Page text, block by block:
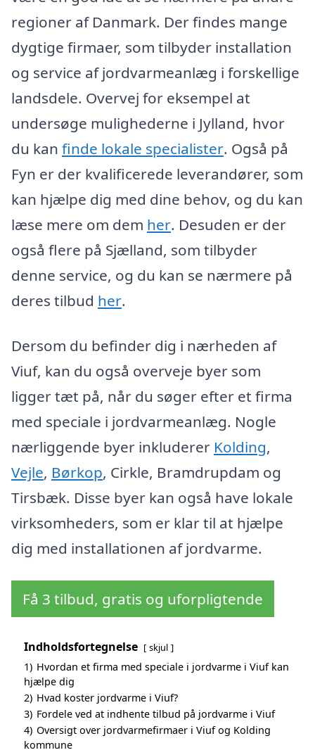
regioner af Danmark. Der findes mange
dygtige firmaer, som tilbyder installation
og service af jordvarmeanlæg i forskellige
landsdele. Overvej for eksempel at
undersøge mulighederne i Jylland, hvor
du kan finde lokale specialister. Også på
Fyn er der kvalificerede leverandører, som
kan hjælpe dig med dine behov, og du kan
læse mere om dem her. Desuden er der
også flere på Sjælland, som tilbyder
denne service, og du kan se nærmere på
deres tilbud her.
Dersom du befinder dig i nærheden af
Viuf, kan du også overveje byer som
ligger tæt på, når du søger efter et firma
med speciale i jordvarmeanlæg. Nogle
nærliggende byer inkluderer Kolding,
Vejle, Børkop, Cirkle, Bramdrupdam og
Tirsbæk. Disse byer kan også have lokale
virksomheders, som er klar til at hjælpe
dig med installationen af jordvarme.
Få 3 tilbud, gratis og uforpligtende
Indholdsfortegnelse skjul
1) Hvordan et firma med speciale i jordvarme i Viuf kan
hjælpe dig
2) Hvad koster jordvarme i Viuf?
3) Fordele ved at indhente tilbud på jordvarme i Viuf
4) Oversigt over jordvarmefirmaer i Viuf og Kolding
kommune